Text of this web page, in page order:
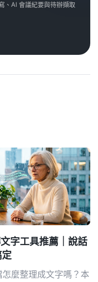
、AI 會議紀要與待辦擷取
字工具推薦｜說話
麼整理成文字嗎？本